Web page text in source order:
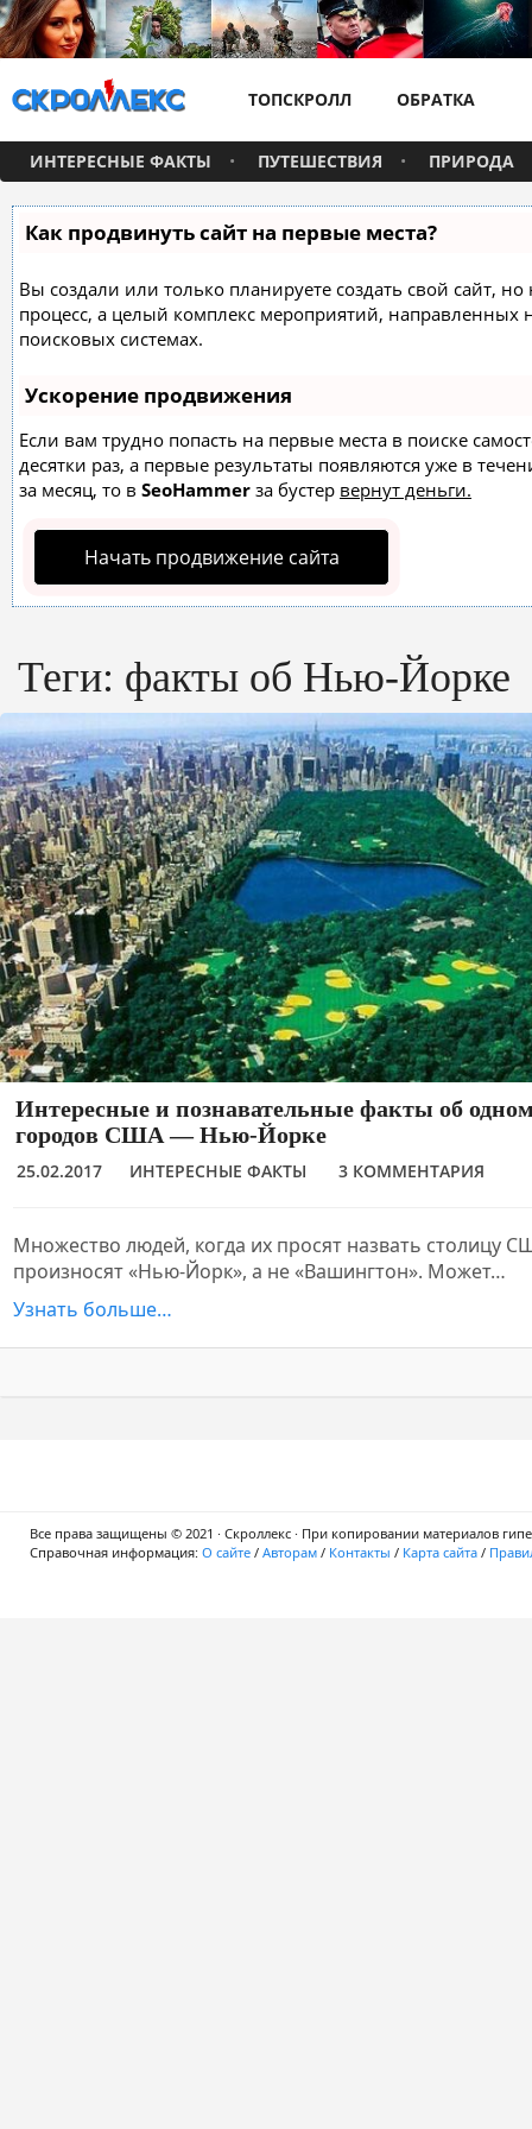
ТОПСКРОЛЛ ОБРАТКА
ИНТЕРЕСНЫЕ ФАКТЫ ПУТЕШЕСТВИЯ ПРИРОДА
Как продвинуть сайт на первые места?
Вы создали или только планируете создать свой сайт,
процесс, а целый комплекс мероприятий,
поисковых системах.
Ускорение продвижения
Если вам трудно попасть на первые места в поиске
десятки раз, а первые результаты появляются уже в
за месяц, то в SeoHammer за бустер вернут деньги.
Начать продвижение сайта
Теги: факты об Нью-Йорке
Интересные и познавательные факты об
городов США — Нью-Йорке
25.02.2017 ИНТЕРЕСНЫЕ ФАКТЫ 3 КОММЕНТАРИЯ
Множество людей, когда их просят назвать столицу
произносят «Нью-Йорк», а не «Вашингтон». Может…
Узнать больше…
Все права защищены © 2021 · Скроллекс · При копировании материалов
Справочная информация: О сайте / Авторам / Контакты / Карта сайта /